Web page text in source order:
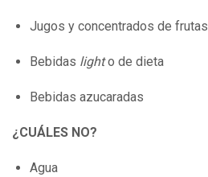
Jugos y concentrados de frutas
Bebidas lighto de dieta
Bebidas azucaradas
¿CUÁLES NO?
Agua